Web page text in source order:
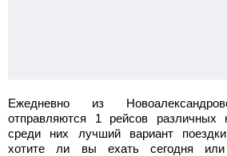
Ежедневно из
отправляются 1 рейсов различных
среди них лучший вариант
хотите ли вы ехать сегодня